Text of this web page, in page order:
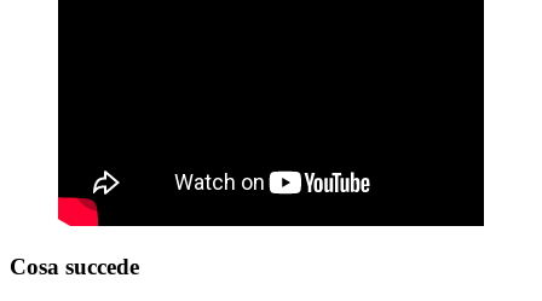
Cosa succede